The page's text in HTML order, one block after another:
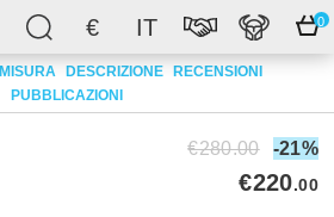
€ IT 0
DESCRIZIONE
RECENSIONI
PUBBLICAZIONI
€280.00 -21%
€220.00